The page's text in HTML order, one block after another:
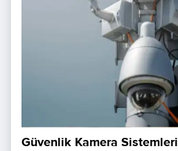
Güvenlik Kamera Sistemleri